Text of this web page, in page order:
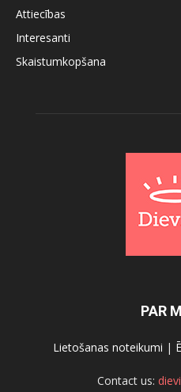
Attiecības
Interesanti
Skaistumkopšana
PAR
Lietošanas noteikumi |
Contact us: